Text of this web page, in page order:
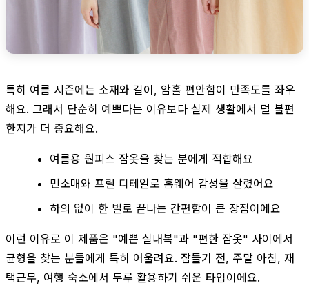
특히 여름 시즌에는 소재와 길이, 암홀 편안함이 만족도를 좌우
해요. 그래서 단순히 예쁘다는 이유보다 실제 생활에서 덜 불편
한지가 더 중요해요.
여름용 원피스 잠옷을 찾는 분에게 적합해요
민소매와 프릴 디테일로 홈웨어 감성을 살렸어요
하의 없이 한 벌로 끝나는 간편함이 큰 장점이에요
이런 이유로 이 제품은 "예쁜 실내복"과 "편한 잠옷" 사이에서
균형을 찾는 분들에게 특히 어울려요. 잠들기 전, 주말 아침, 재
택근무, 여행 숙소에서 두루 활용하기 쉬운 타입이에요.